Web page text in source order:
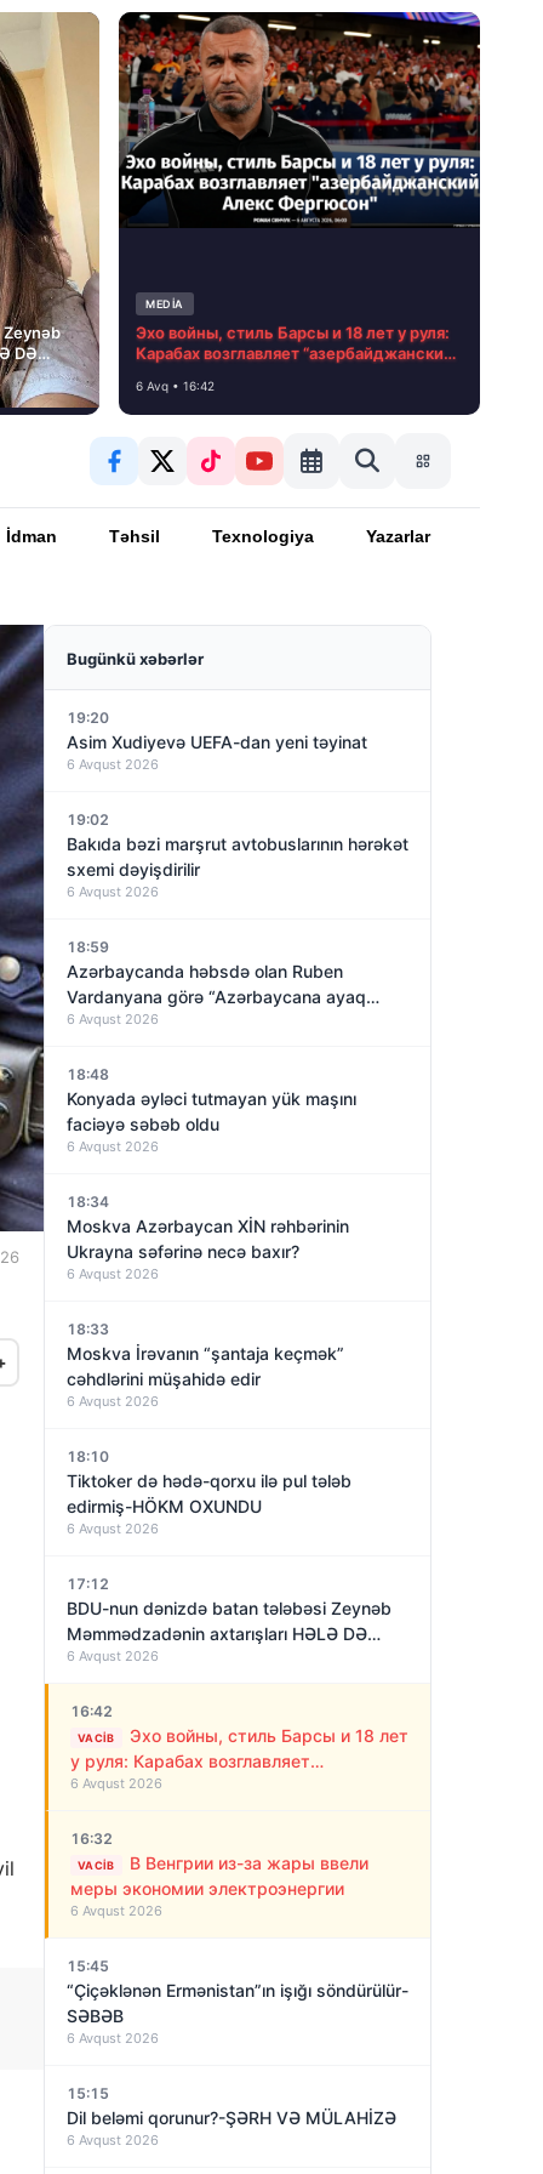
DƏ
MEDİA
Эхо войны, стиль Барсы и 18 лет у руля:
Карабах возглавляет “азербайджанский
6 Avq • 16:42
İdman Təhsil Texnologiya Yazarlar
Bugünkü xəbərlər
19:20
Asim Xudiyevə UEFA-dan yeni təyinat
6 Avqust 2026
19:02
Bakıda bəzi marşrut avtobuslarının hərəkət
sxemi dəyişdirilir
6 Avqust 2026
18:59
Azərbaycanda həbsdə olan Ruben
Vardanyana görə “Azərbaycana ayaq
basmayacağını” dedi və…
6 Avqust 2026
18:48
Konyada əyləci tutmayan yük maşını
faciəyə səbəb oldu
6 Avqust 2026
18:34
Moskva Azərbaycan XİN rəhbərinin
Ukrayna səfərinə necə baxır?
6 Avqust 2026
18:33
Moskva İrəvanın “şantaja keçmək”
cəhdlərini müşahidə edir
6 Avqust 2026
18:10
Tiktoker də hədə-qorxu ilə pul tələb
edirmiş-HÖKM OXUNDU
6 Avqust 2026
17:12
BDU-nun dənizdə batan tələbəsi Zeynəb
Məmmədzadənin axtarışları HƏLƏ DƏ
NƏTİCƏSİZ QALIB!
6 Avqust 2026
16:42
VACIB
Эхо войны, стиль Барсы и 18 лет
у руля: Карабах возглавляет
“азербайджанский Алекс Фергюсон”
6 Avqust 2026
16:32
VACIB
В Венгрии из-за жары ввели
меры экономии электроэнергии
6 Avqust 2026
15:45
“Çiçəklənən Ermənistan”ın işığı söndürülür-
SƏBƏB
6 Avqust 2026
15:15
Dil beləmi qorunur?-ŞƏRH VƏ MÜLAHİZƏ
6 Avqust 2026